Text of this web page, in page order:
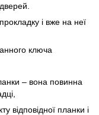
і вже на неї
ключа
– вона повинна
відповідної планки і